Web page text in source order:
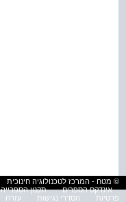
© מטח - המרכז לטכנולוגיה חינוכית
אינדקס הספרים
תקנון הספרייה
פרטיות
הסדרי נגישות עזרה